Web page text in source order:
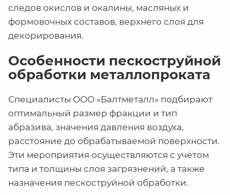
следов окислов и окалины, масляных и
формовочных составов, верхнего слоя для
декорирования.
Особенности пескоструйной
обработки металлопроката
Специалисты ООО «Балтметалл» подбирают
оптимальный размер фракции и тип
абразива, значения давления воздуха,
расстояние до обрабатываемой поверхности.
Эти мероприятия осуществляются с учётом
типа и толщины слоя загрязнений, а также
назначения пескоструйной обработки.